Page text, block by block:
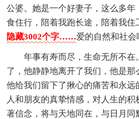
公婆。她是一个好妻子，这么多年
食住行，陪着我跑长途，陪着我住
隐藏3002个字……爱的自然和社会
年事有寿而尽，生命无所不在
了，他静静地离开了我们，他是那
他给我们留下了揪心的痛苦和永远
人和朋友的真挚情感，对人生的积
著信念，将与天地同在，与日月同